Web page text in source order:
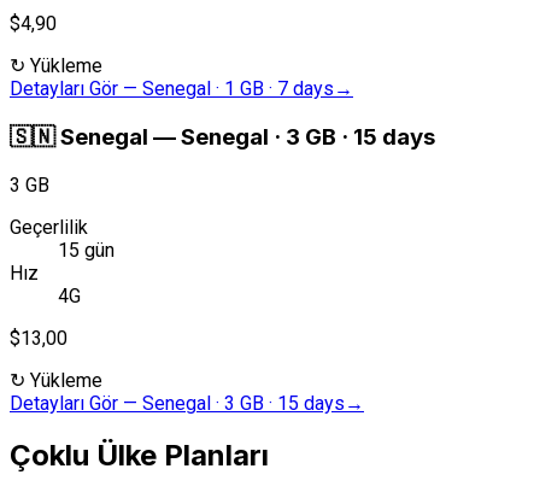
$4,90
↻ Yükleme
Detayları Gör — Senegal · 1 GB · 7 days →
🇸🇳Senegal —Senegal · 3 GB · 15 days
3 GB
Geçerlilik
15 gün
Hız
4G
$13,00
↻ Yükleme
Detayları Gör — Senegal · 3 GB · 15 days →
Çoklu Ülke Planları